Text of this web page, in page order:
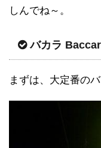
しんでね～。
バカラ
まずは、大定番のバ